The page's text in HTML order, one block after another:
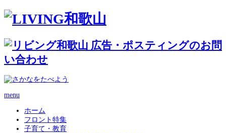
menu
ホーム
フロント特集
子育て・教育